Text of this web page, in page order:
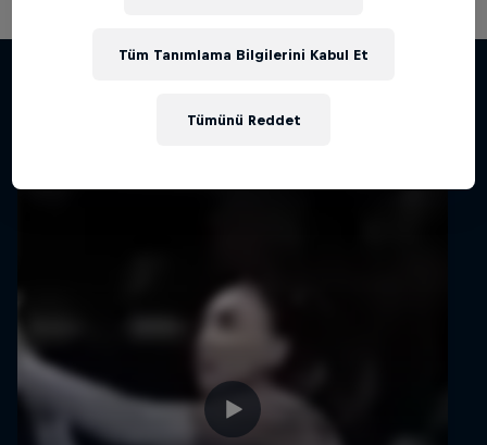
Tümünü Reddet
Tüm Tanımlama Bilgilerini Kabul Et